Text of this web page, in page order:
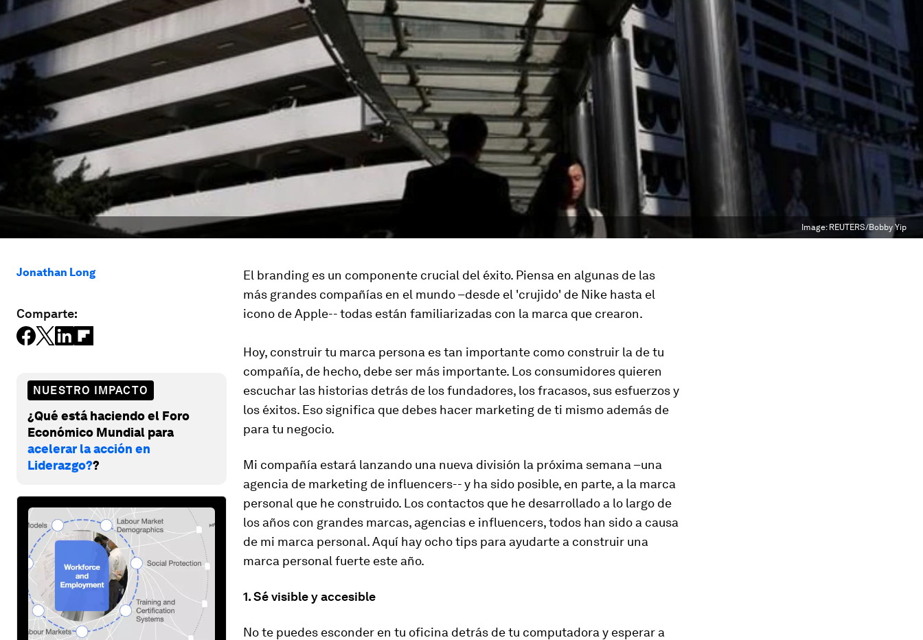
Image: REUTERS/Bobby Yip
Jonathan Long
Comparte:
NUESTRO IMPACTO
¿Qué está haciendo el Foro
Económico Mundial para
acelerar la acción en
Liderazgo??
El branding es un componente crucial del éxito. Piensa en algunas de las
más grandes compañías en el mundo –desde el 'crujido' de Nike hasta el
icono de Apple-- todas están familiarizadas con la marca que crearon.
Hoy, construir tu marca persona es tan importante como construir la de tu
compañía, de hecho, debe ser más importante. Los consumidores quieren
escuchar las historias detrás de los fundadores, los fracasos, sus esfuerzos y
los éxitos. Eso significa que debes hacer marketing de ti mismo además de
para tu negocio.
Mi compañía estará lanzando una nueva división la próxima semana –una
agencia de marketing de influencers-- y ha sido posible, en parte, a la marca
personal que he construido. Los contactos que he desarrollado a lo largo de
los años con grandes marcas, agencias e influencers, todos han sido a causa
de mi marca personal. Aquí hay ocho tips para ayudarte a construir una
marca personal fuerte este año.
1. Sé visible y accesible
No te puedes esconder en tu oficina detrás de tu computadora y esperar a